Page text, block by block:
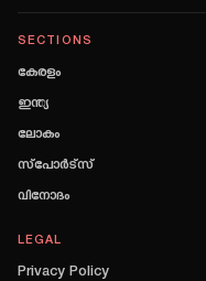
SECTIONS
കേരളം
ഇന്ത്യ
ലോകം
സ്പോർട്സ്
വിനോദം
LEGAL
Privacy Policy